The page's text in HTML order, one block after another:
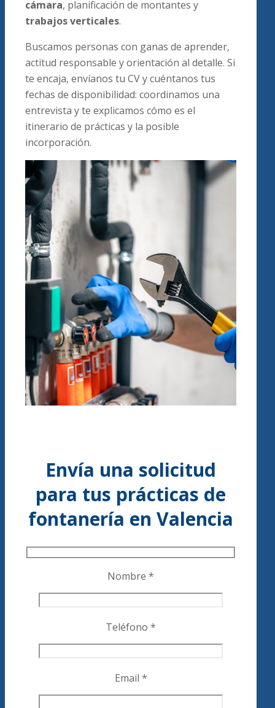
cámara, planificación de montantes y
trabajos verticales.
Buscamos personas con ganas de aprender,
actitud responsable y orientación al detalle. Si
te encaja, envíanos tu CV y cuéntanos tus
fechas de disponibilidad: coordinamos una
entrevista y te explicamos cómo es el
itinerario de prácticas y la posible
incorporación.
Envía una solicitud
para tus prácticas de
fontanería en Valencia
Nombre *
Teléfono *
Email *